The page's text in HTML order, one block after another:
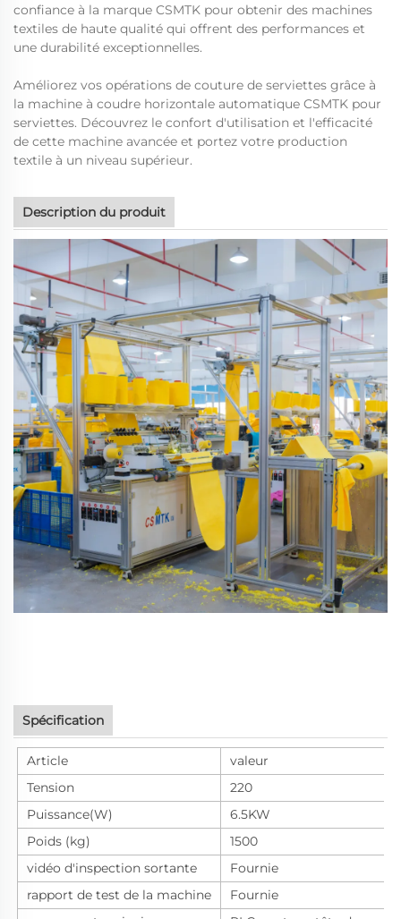
confiance à la marque CSMTK pour obtenir des machines
textiles de haute qualité qui offrent des performances et
une durabilité exceptionnelles.
Améliorez vos opérations de couture de serviettes grâce à
la machine à coudre horizontale automatique CSMTK pour
serviettes. Découvrez le confort d'utilisation et l'efficacité
de cette machine avancée et portez votre production
textile à un niveau supérieur.
Description du produit
Spécification
Article
valeur
Tension
220
Puissance(W)
6.5KW
Poids (kg)
1500
vidéo d'inspection sortante
Fournie
rapport de test de la machine
Fournie